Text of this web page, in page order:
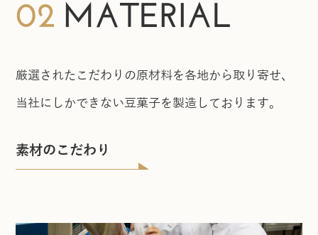
02 MATERIAL
厳選されたこだわりの原材料を各地から取り寄せ、
当社にしかできない豆菓子を製造しております。
素材のこだわり